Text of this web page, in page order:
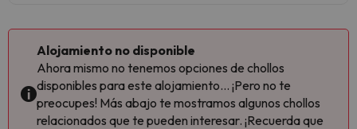
Alojamiento no disponible
Ahora mismo no tenemos opciones de chollos
disponibles para este alojamiento... ¡Pero no te
preocupes! Más abajo te mostramos algunos chollos
relacionados que te pueden interesar. ¡Recuerda que